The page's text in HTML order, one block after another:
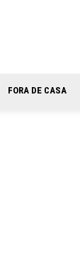
FORA DE CASA